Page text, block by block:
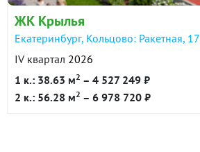
ЖК Крылья
Екатеринбург, Кольцово: Ракетная, 17
IV квартал 2026
1 к.: 38.63 м2 – 4 527 249 ₽
2 к.: 56.28 м2 – 6 978 720 ₽